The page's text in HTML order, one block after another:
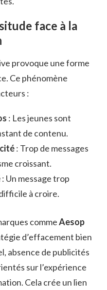
face à la
provoque une forme
Ce phénomène
:
: Les jeunes sont
de contenu.
: Trop de messages
croissant.
: Un message trop
à croire.
commeAesop
d’effacement bien
absence de publicités
sur l’expérience
Cela crée un lien